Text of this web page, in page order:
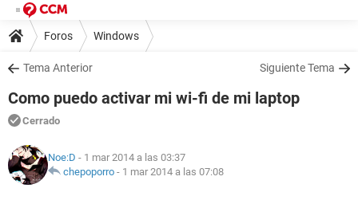
Foros Windows
Tema Anterior Siguiente Tema
Como puedo activar mi wi-fi de mi laptop
Cerrado
Noe:D - 1 mar 2014 a las 03:37
chepoporro - 1 mar 2014 a las 07:08